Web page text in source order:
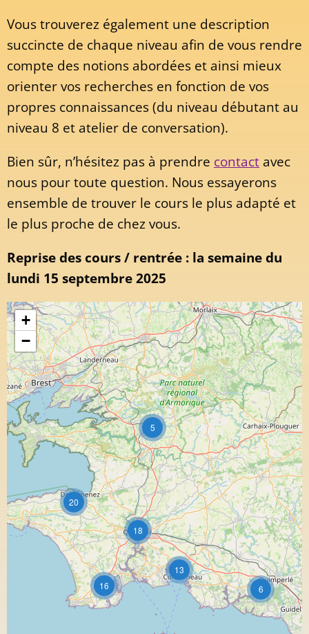
Vous trouverez également une description
succincte de chaque niveau afin de vous rendre
compte des notions abordées et ainsi mieux
orienter vos recherches en fonction de vos
propres connaissances (du niveau débutant au
niveau 8 et atelier de conversation).
Bien sûr, n’hésitez pas à prendre contact avec
nous pour toute question. Nous essayerons
ensemble de trouver le cours le plus adapté et
le plus proche de chez vous.
Reprise des cours / rentrée : la semaine du
lundi 15 septembre 2025
6
5
16
13
20
18
+
−